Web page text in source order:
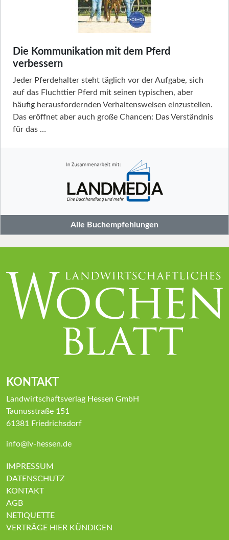
Die Kommunikation mit dem Pferd
verbessern
Jeder Pferdehalter steht täglich vor der Aufgabe, sich
auf das Fluchttier Pferd mit seinen typischen, aber
häufig herausfordernden Verhaltensweisen einzustellen.
Das eröffnet aber auch große Chancen: Das Verständnis
für das …
Alle Buchempfehlungen
KONTAKT
Landwirtschaftsverlag Hessen GmbH
Taunusstraße 151
61381 Friedrichsdorf
info@lv-hessen.de
IMPRESSUM
DATENSCHUTZ
KONTAKT
AGB
NETIQUETTE
VERTRÄGE HIER KÜNDIGEN